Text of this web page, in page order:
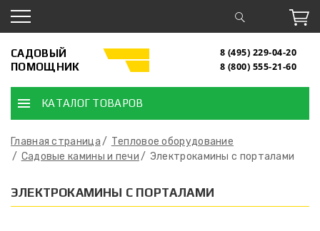
САДОВЫЙ
ПОМОЩНИК
8 (495) 229-04-20
8 (800) 555-21-60
КАТАЛОГ ТОВАРОВ
Главная страница
Тепловое оборудование
Садовые камины и печи
Электрокамины с порталами
ЭЛЕКТРОКАМИНЫ С ПОРТАЛАМИ